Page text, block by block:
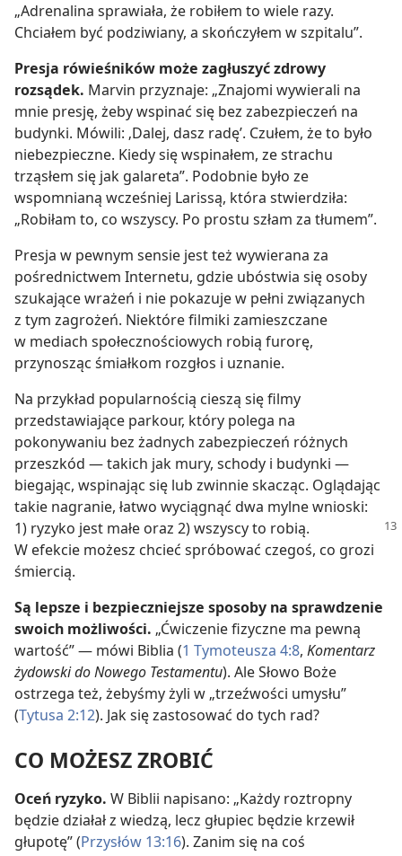
„Adrenalina sprawiała, że robiłem to wiele razy.
Chciałem być podziwiany, a skończyłem w szpitalu”.
Presja rówieśników może zagłuszyć zdrowy
rozsądek. Marvin przyznaje: „Znajomi wywierali na
mnie presję, żeby wspinać się bez zabezpieczeń na
budynki. Mówili: ‚Dalej, dasz radę’. Czułem, że to było
niebezpieczne. Kiedy się wspinałem, ze strachu
trząsłem się jak galareta”. Podobnie było ze
wspomnianą wcześniej Larissą, która stwierdziła:
„Robiłam to, co wszyscy. Po prostu szłam za tłumem”.
Presja w pewnym sensie jest też wywierana za
pośrednictwem Internetu, gdzie ubóstwia się osoby
szukające wrażeń i nie pokazuje w pełni związanych
z tym zagrożeń. Niektóre filmiki zamieszczane
w mediach społecznościowych robią furorę,
przynosząc śmiałkom rozgłos i uznanie.
Na przykład popularnością cieszą się filmy
przedstawiające parkour, który polega na
pokonywaniu bez żadnych zabezpieczeń różnych
przeszkód — takich jak mury, schody i budynki —
biegając, wspinając się lub zwinnie skacząc. Oglądając
takie nagranie, łatwo wyciągnąć dwa mylne wnioski:
1) ryzyko jest małe oraz 2) wszyscy to robią.
W efekcie możesz chcieć spróbować czegoś, co grozi
śmiercią.
Są lepsze i bezpieczniejsze sposoby na sprawdzenie
swoich możliwości. „Ćwiczenie fizyczne ma pewną
wartość” — mówi Biblia (1 Tymoteusza 4:8, Komentarz
żydowski do Nowego Testamentu). Ale Słowo Boże
ostrzega też, żebyśmy żyli w „trzeźwości umysłu”
(Tytusa 2:12). Jak się zastosować do tych rad?
CO MOŻESZ ZROBIĆ
Oceń ryzyko. W Biblii napisano: „Każdy roztropny
będzie działał z wiedzą, lecz głupiec będzie krzewił
głupotę” (Przysłów 13:16). Zanim się na coś